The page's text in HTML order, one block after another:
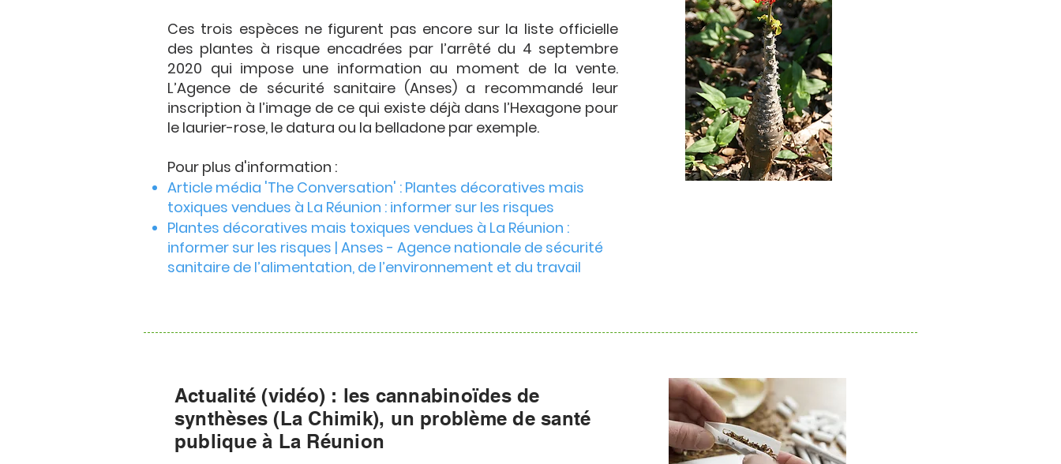
Ces trois espèces ne figurent pas encore sur la liste officielle
des plantes à risque encadrées par l’arrêté du 4 septembre
2020 qui impose une information au moment de la vente.
L’Agence de sécurité sanitaire (Anses) a recommandé leur
inscription à l’image de ce qui existe déjà dans l’Hexagone pour
le laurier-rose, le datura ou la belladone par exemple.
Pour plus d'information :
Article média 'The Conversation' : Plantes décoratives mais
toxiques vendues à La Réunion : informer sur les risques
Plantes décoratives mais toxiques vendues à La Réunion :
informer sur les risques | Anses - Agence nationale de sécurité
sanitaire de l’alimentation, de l’environnement et du travail
Actualité (vidéo) : les cannabinoïdes de
synthèses (La Chimik), un problème de santé
publique à La Réunion